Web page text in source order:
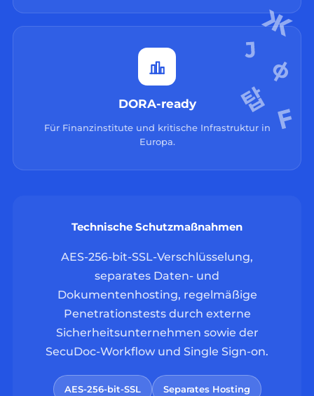
DORA-ready
Für Finanzinstitute und kritische Infrastruktur in
Europa.
Technische Schutzmaßnahmen
AES-256-bit-SSL-Verschlüsselung,
separates Daten- und
Dokumentenhosting, regelmäßige
Penetrationstests durch externe
Sicherheitsunternehmen sowie der
SecuDoc-Workflow und Single Sign-on.
AES-256-bit-SSL Separates Hosting